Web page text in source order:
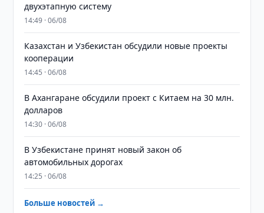
двухэтапную систему
14:49 · 06/08
Казахстан и Узбекистан обсудили новые проекты
кооперации
14:45 · 06/08
В Ахангаране обсудили проект с Китаем на 30 млн.
долларов
14:30 · 06/08
В Узбекистане принят новый закон об
автомобильных дорогах
14:25 · 06/08
Больше новостей →